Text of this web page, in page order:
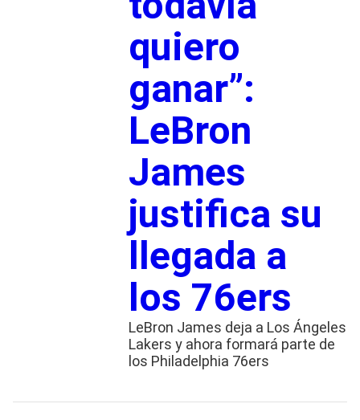
quiero
ganar”:
LeBron
James
justifica su
llegada a
los 76ers
LeBron James deja a Los Ángeles
Lakers y ahora formará parte de
los Philadelphia 76ers